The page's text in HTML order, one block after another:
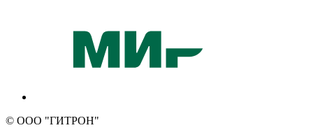
© ООО "ГИТРОН"